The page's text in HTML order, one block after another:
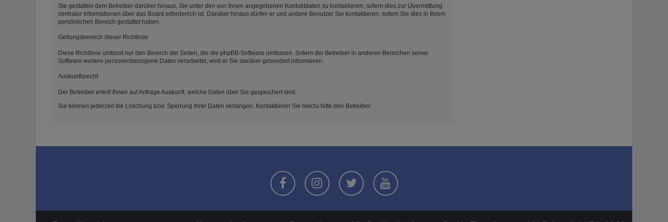
Sie gestatten dem Betreiber darüber hinaus, Sie unter den von Ihnen angegebenen Kontaktdaten zu kontaktieren, sofern dies zur Übermittlung
zentraler Informationen über das Board erforderlich ist. Darüber hinaus dürfen er und andere Benutzer Sie kontaktieren, sofern Sie dies in Ihrem
persönlichen Bereich gestattet haben.
Geltungsbereich dieser Richtlinie
Diese Richtlinie umfasst nur den Bereich der Seiten, die die phpBB-Software umfassen. Sofern der Betreiber in anderen Bereichen seiner
Software weitere personenbezogene Daten verarbeitet, wird er Sie darüber gesondert informieren.
Auskunftsrecht
Der Betreiber erteilt Ihnen auf Anfrage Auskunft, welche Daten über Sie gespeichert sind.
Sie können jederzeit die Löschung bzw. Sperrung Ihrer Daten verlangen. Kontaktieren Sie hierzu bitte den Betreiber.